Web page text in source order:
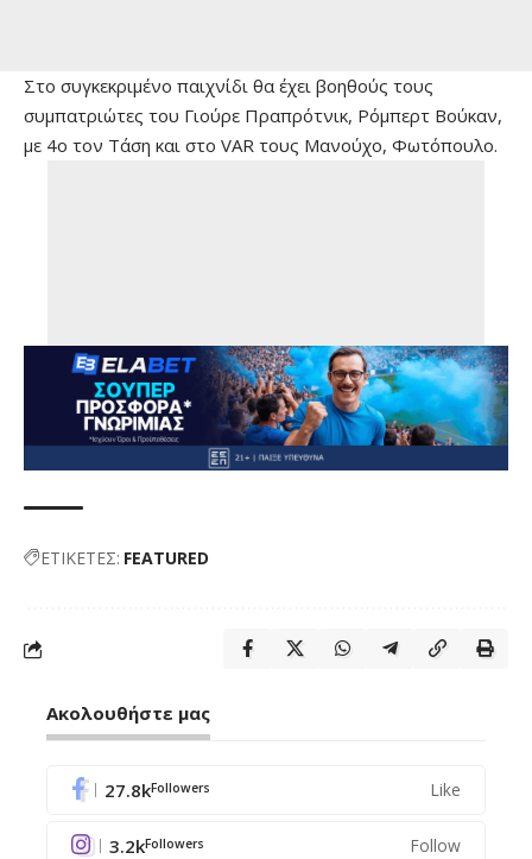
Στο συγκεκριμένο παιχνίδι θα έχει βοηθούς τους
συμπατριώτες του Γιούρε Πραπρότνικ, Ρόμπερτ Βούκαν,
με 4ο τον Τάση και στο VAR τους Μανούχο, Φωτόπουλο.
ΕΤΙΚΕΤΕΣ: FEATURED
Ακολουθήστε μας
27.8kFollowers Like
3.2kFollowers Follow